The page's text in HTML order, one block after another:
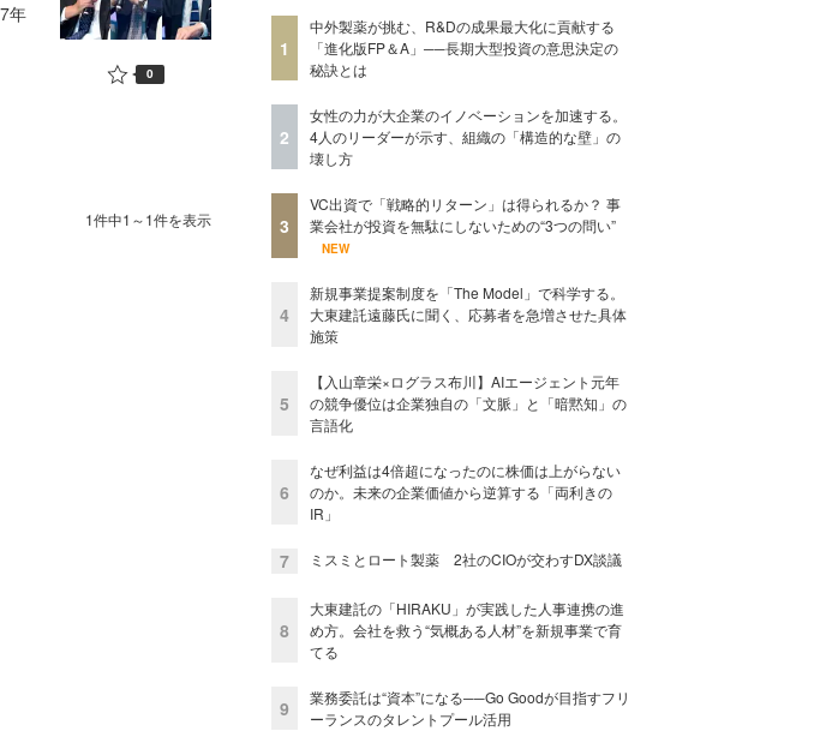
年
0
1件中1～1件を表示
1
中外製薬が挑む、R&Dの成果最大化に貢献する
「進化版FP＆A」──長期大型投資の意思決定の
秘訣とは
2
女性の力が大企業のイノベーションを加速する。
4人のリーダーが示す、組織の「構造的な壁」の
壊し方
3
VC出資で「戦略的リターン」は得られるか？ 事
業会社が投資を無駄にしないための“3つの問い”
NEW
4
新規事業提案制度を「The Model」で科学する。
大東建託遠藤氏に聞く、応募者を急増させた具体
施策
5
【入山章栄×ログラス布川】AIエージェント元年
の競争優位は企業独自の「文脈」と「暗黙知」の
言語化
6
なぜ利益は4倍超になったのに株価は上がらない
のか。未来の企業価値から逆算する「両利きの
IR」
7 ミスミとロート製薬 2社のCIOが交わすDX談議
8
大東建託の「HIRAKU」が実践した人事連携の進
め方。会社を救う“気概ある人材”を新規事業で育
てる
9
業務委託は“資本”になる──Go Goodが目指すフリ
ーランスのタレントプール活用